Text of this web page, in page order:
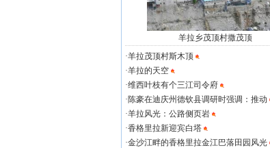
羊拉乡茂顶村撒茂顶
·羊拉茂顶村斯木顶
·羊拉的天空
·维西叶枝有个三江司令府
·陈豪在迪庆州德钦县调研时强调：推动
·羊拉风光：公路侧页岩
·香格里拉新迎宾白塔
·金沙江畔的香格里拉金江巴落田园风光